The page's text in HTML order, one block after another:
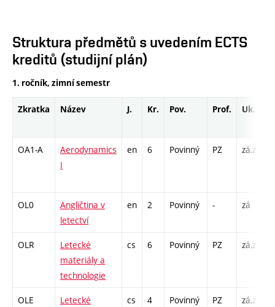
Struktura předmětů s uvedením ECTS
kreditů (studijní plán)
1. ročník, zimní semestr
Zkratka Název J. Kr. Pov. Prof. Uk.
OA1-A
Aerodynamics
I
en 6 Povinný PZ zá,zk
OL0
Angličtina v
letectví
en 2 Povinný - zá
OLR
Letecké
materiály a
technologie
cs 6 Povinný PZ zá,zk
OLE
Letecké
cs 4 Povinný PZ zá,zk